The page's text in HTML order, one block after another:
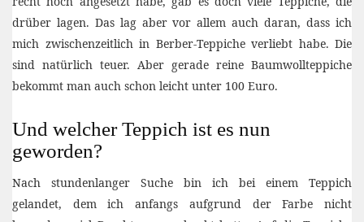
drüber lagen. Das lag aber vor allem auch daran, dass ich
mich zwischenzeitlich in Berber-Teppiche verliebt habe. Die
sind natürlich teuer. Aber gerade reine Baumwollteppiche
bekommt man auch schon leicht unter 100 Euro.
Und welcher Teppich ist es nun
geworden?
Nach stundenlanger Suche bin ich bei einem Teppich
gelandet, dem ich anfangs aufgrund der Farbe nicht